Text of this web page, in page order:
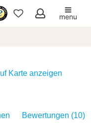
Meine
menu
Karte anzeigen
Bewertungen (10)